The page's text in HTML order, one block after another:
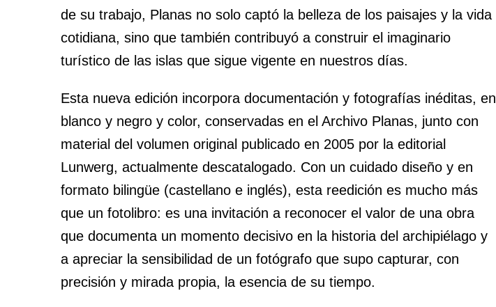
de su trabajo, Planas no solo captó la belleza de los paisajes y la vida
cotidiana, sino que también contribuyó a construir el imaginario
turístico de las islas que sigue vigente en nuestros días.
Esta nueva edición incorpora documentación y fotografías inéditas, en
blanco y negro y color, conservadas en el Archivo Planas, junto con
material del volumen original publicado en 2005 por la editorial
Lunwerg, actualmente descatalogado. Con un cuidado diseño y en
formato bilingüe (castellano e inglés), esta reedición es mucho más
que un fotolibro: es una invitación a reconocer el valor de una obra
que documenta un momento decisivo en la historia del archipiélago y
a apreciar la sensibilidad de un fotógrafo que supo capturar, con
precisión y mirada propia, la esencia de su tiempo.